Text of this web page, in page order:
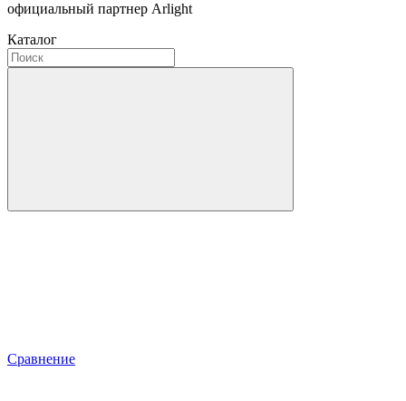
официальный партнер Arlight
Каталог
Сравнение